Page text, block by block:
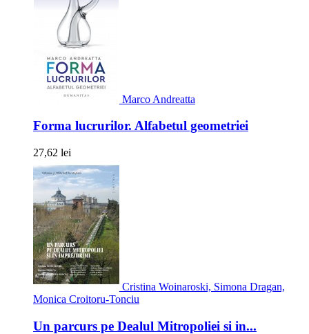
Marco Andreatta
Forma lucrurilor. Alfabetul geometriei
27,62 lei
Cristina Woinaroski, Simona Dragan,
Monica Croitoru-Tonciu
Un parcurs pe Dealul Mitropoliei si in...